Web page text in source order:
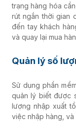
trạng hàng hóa
rút ngắn thời gian
đến tay khách
và quay lại mua
Quản lý số
Sử dụng phần
quản lý biết được
lượng nhập xuất
việc nhập hàng,